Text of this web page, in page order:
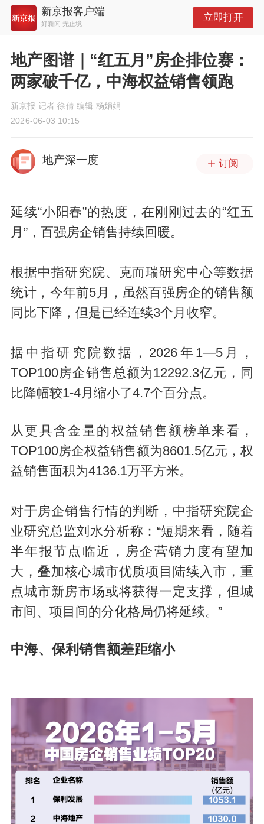
新京报客户端
好新闻 无止境
立即打开
地产图谱｜“红五月”房企排位赛：
两家破千亿，中海权益销售领跑
新京报 记者 徐倩 编辑 杨娟娟
2026-06-03 10:15
地产深一度 订阅
延续“小阳春”的热度，在刚刚过去的“红五
月”，百强房企销售持续回暖。
根据中指研究院、克而瑞研究中心等数据
统计，今年前5月，虽然百强房企的销售额
同比下降，但是已经连续3个月收窄。
据中指研究院数据，2026年1—5月，
TOP100房企销售总额为12292.3亿元，同
比降幅较1-4月缩小了4.7个百分点。
从更具含金量的权益销售额榜单来看，
TOP100房企权益销售额为8601.5亿元，权
益销售面积为4136.1万平方米。
对于房企销售行情的判断，中指研究院企
业研究总监刘水分析称：“短期来看，随着
半年报节点临近，房企营销力度有望加
大，叠加核心城市优质项目陆续入市，重
点城市新房市场或将获得一定支撑，但城
市间、项目间的分化格局仍将延续。”
中海、保利销售额差距缩小